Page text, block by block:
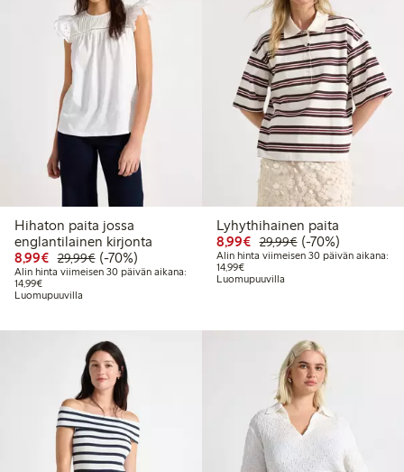
Hihaton paita jossa
englantilainen kirjonta
8,99€ Alennettu hinta: 8,99 €
29,99€Normaalihinta: 29,99 €
70% alennus
(-70%)
Alin hinta viimeisen 30 päivän aikana:
14,99€Alin hinta viimeisen 30 päivän aikana: 14,99 €
Luomupuuvilla
Lyhythihainen paita
8,99€ Alennettu hinta: 8,99 €
29,99€Normaalihinta:
70% alennus
(-70%)
Alin hinta viimeisen 30 päivän aikana:
14,99€Alin hinta viimeisen 30 päivän
Luomupuuvilla